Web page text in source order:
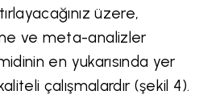
üzere,
ve meta-analizler
en yukarısında yer
çalışmalardır (şekil 4).